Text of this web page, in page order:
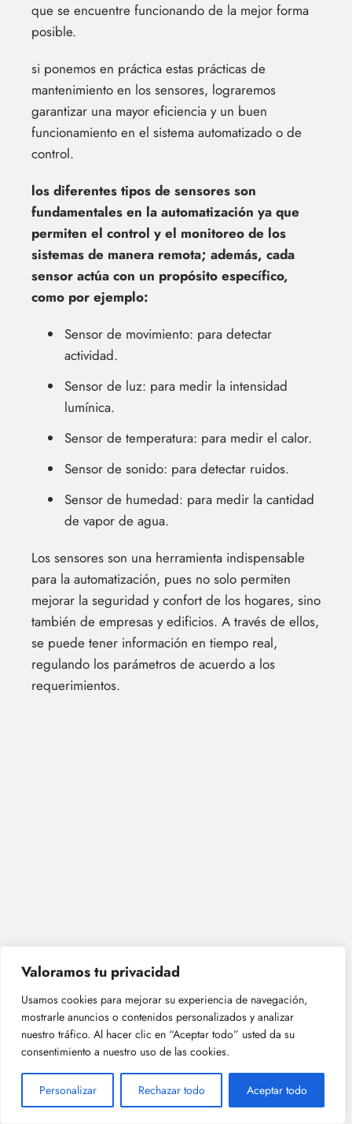
Valoramos tu privacidad
Usamos cookies para mejorar su experiencia de navegación,
mostrarle anuncios o contenidos personalizados y analizar
nuestro tráfico. Al hacer clic en “Aceptar todo” usted da su
consentimiento a nuestro uso de las cookies.
Personalizar Rechazar todo Aceptar todo
que se encuentre funcionando de la mejor forma
posible.
si ponemos en práctica estas prácticas de
mantenimiento en los sensores, lograremos
garantizar una mayor eficiencia y un buen
funcionamiento en el sistema automatizado o de
control.
los diferentes tipos de sensores son
fundamentales en la automatización ya que
permiten el control y el monitoreo de los
sistemas de manera remota; además, cada
sensor actúa con un propósito específico,
como por ejemplo:
Sensor de movimiento: para detectar
actividad.
Sensor de luz: para medir la intensidad
lumínica.
Sensor de temperatura: para medir el calor.
Sensor de sonido: para detectar ruidos.
Sensor de humedad: para medir la cantidad
de vapor de agua.
Los sensores son una herramienta indispensable
para la automatización, pues no solo permiten
mejorar la seguridad y confort de los hogares, sino
también de empresas y edificios. A través de ellos,
se puede tener información en tiempo real,
regulando los parámetros de acuerdo a los
requerimientos.
Si quieres conocer otros artículos parecidos aLos
Diferentes Tipos De Sensores Y Su Papel En